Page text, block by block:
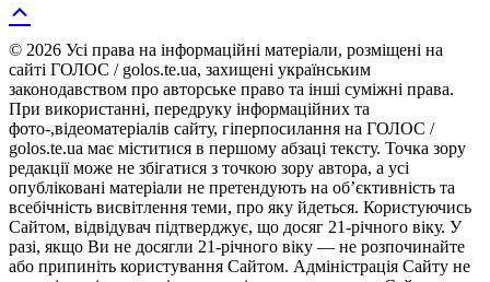
© 2026 Усі права на інформаційні матеріали, розміщені на
сайті ГОЛОС / golos.te.ua, захищені українським
законодавством про авторське право та інші суміжні права.
При використанні, передруку інформаційних та
фото-,відеоматеріалів сайту, гіперпосилання на ГОЛОС /
golos.te.ua має міститися в першому абзаці тексту. Точка зору
редакції може не збігатися з точкою зору автора, а усі
опубліковані матеріали не претендують на об’єктивність та
всебічність висвітлення теми, про яку йдеться. Користуючись
Сайтом, відвідувач підтверджує, що досяг 21-річного віку. У
разі, якщо Ви не досягли 21-річного віку — не розпочинайте
або припиніть користування Сайтом. Адміністрація Сайту не